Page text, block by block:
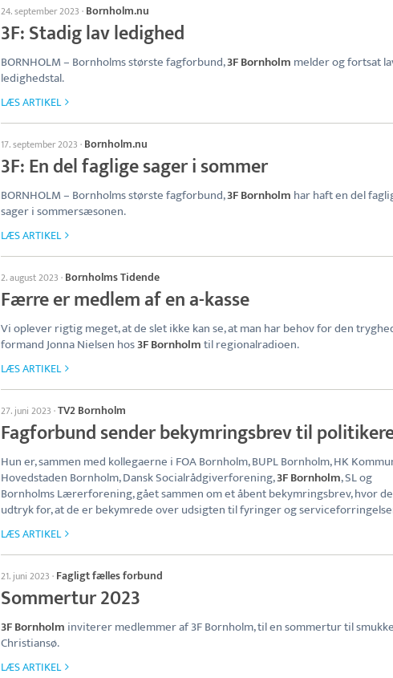
24. september 2023 · Bornholm.nu
3F: Stadig lav ledighed
BORNHOLM – Bornholms største fagforbund,3F Bornholm melder og fortsat
ledighedstal.
LÆS ARTIKEL
17. september 2023 · Bornholm.nu
3F: En del faglige sager i sommer
BORNHOLM – Bornholms største fagforbund,3F Bornholm har haft en del
sager i sommersæsonen.
LÆS ARTIKEL
2. august 2023 · Bornholms Tidende
Færre er medlem af en a-kasse
Vi oplever rigtig meget, at de slet ikke kan se, at man har behov for den
formand Jonna Nielsen hos3F Bornholmtil regionalradioen.
LÆS ARTIKEL
27. juni 2023 ·TV2 Bornholm
Fagforbund sender bekymringsbrev til
Hun er, sammen med kollegaerne i FOA Bornholm, BUPL Bornholm, HK
Hovedstaden Bornholm, Dansk Socialrådgiverforening,3F Bornholm, SL og
Bornholms Lærerforening, gået sammen om et åbent bekymringsbrev, hvor
udtryk for, at de er bekymrede over udsigten til fyringer og
LÆS ARTIKEL
21. juni 2023 · Fagligt fælles forbund
Sommertur 2023
3F Bornholm inviterer medlemmer af 3F Bornholm, til en sommertur til smukke
Christiansø.
LÆS ARTIKEL